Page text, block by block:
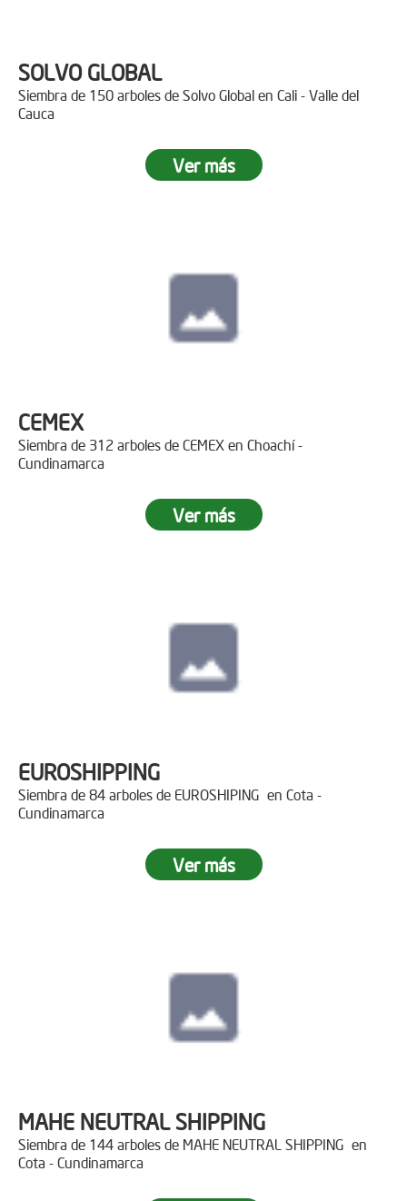
SOLVO GLOBAL
Siembra de 150 arboles de Solvo Global en Cali - Valle del
Cauca
Ver más
CEMEX
Siembra de 312 arboles de CEMEX en Choachí -
Cundinamarca
Ver más
EUROSHIPPING
Siembra de 84 arboles de EUROSHIPING en Cota -
Cundinamarca
Ver más
MAHE NEUTRAL SHIPPING
Siembra de 144 arboles de MAHE NEUTRAL SHIPPING en
Cota - Cundinamarca